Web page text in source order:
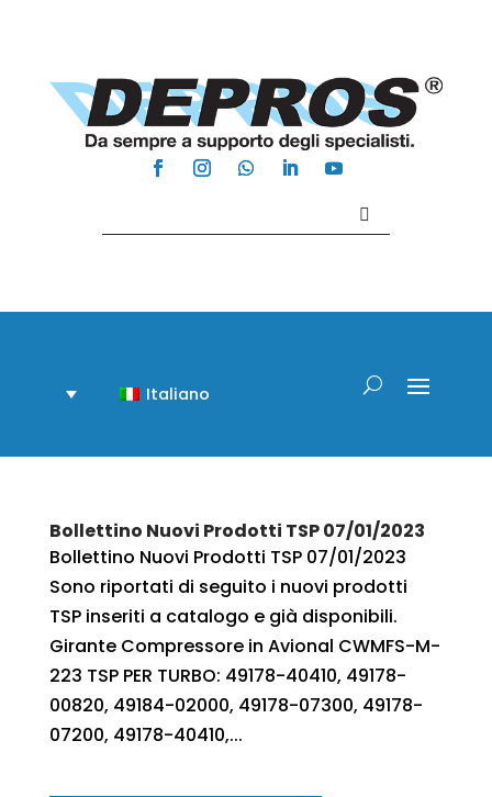
Italiano
Bollettino Nuovi Prodotti TSP 07/01/2023
Bollettino Nuovi Prodotti TSP 07/01/2023
Sono riportati di seguito i nuovi prodotti
TSP inseriti a catalogo e già disponibili.
Girante Compressore in Avional CWMFS-M-
223 TSP PER TURBO: 49178-40410, 49178-
00820, 49184-02000, 49178-07300, 49178-
07200, 49178-40410,...